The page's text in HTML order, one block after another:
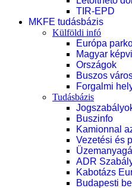
TIR-EPD
MKFE tudásbázis
Külföldi infó
Európa
Magyar
Országok
Buszos
Forgalmi
Tudásbázis
Buszinfo
Kamionnal
Vezetési és
ADR
Kabotázs
Budapesti